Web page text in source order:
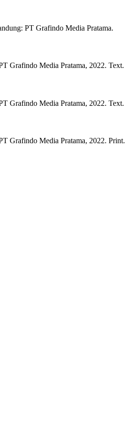
PT Grafindo Media Pratama.
Grafindo Media Pratama, 2022. Text.
Grafindo Media Pratama, 2022. Text.
Grafindo Media Pratama, 2022. Print.